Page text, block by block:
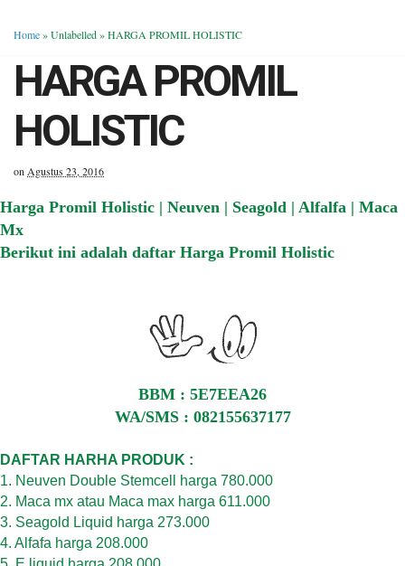
Home» Unlabelled »HARGA PROMIL HOLISTIC
HARGA PROMIL
HOLISTIC
onAgustus 23, 2016
Harga Promil Holistic | Neuven | Seagold | Alfalfa | Maca
Mx
Berikut ini adalah daftar Harga Promil Holistic
BBM : 5E7EEA26
WA/SMS : 082155637177
DAFTAR HARHA PRODUK :
1. Neuven Double Stemcell harga 780.000
2. Maca mx atau Maca max harga 611.000
3. Seagold Liquid harga 273.000
4. Alfafa harga 208.000